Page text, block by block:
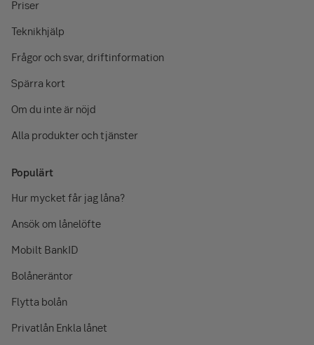
Priser
Teknikhjälp
Frågor och svar, driftinformation
Spärra kort
Om du inte är nöjd
Alla produkter och tjänster
Populärt
Hur mycket får jag låna?
Ansök om lånelöfte
Mobilt BankID
Bolåneräntor
Flytta bolån
Privatlån Enkla lånet